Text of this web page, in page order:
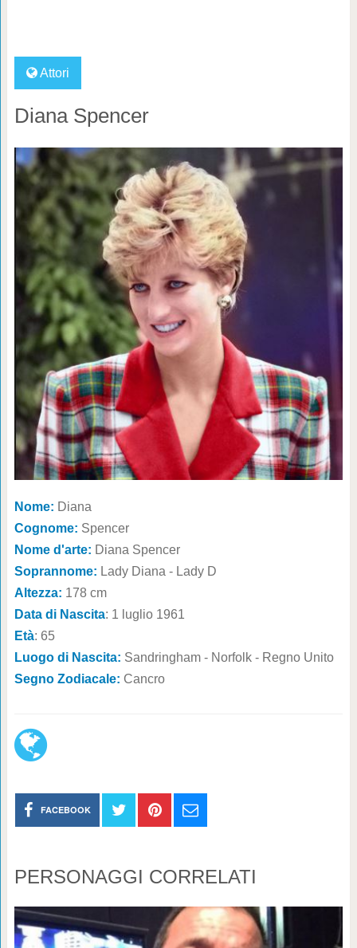
Attori
Diana Spencer
Nome: Diana
Cognome: Spencer
Nome d'arte: Diana Spencer
Soprannome: Lady Diana - Lady D
Altezza: 178 cm
Data di Nascita: 1 luglio 1961
Età: 65
Luogo di Nascita: Sandringham - Norfolk - Regno Unito
Segno Zodiacale: Cancro
FACEBOOK
PERSONAGGI CORRELATI